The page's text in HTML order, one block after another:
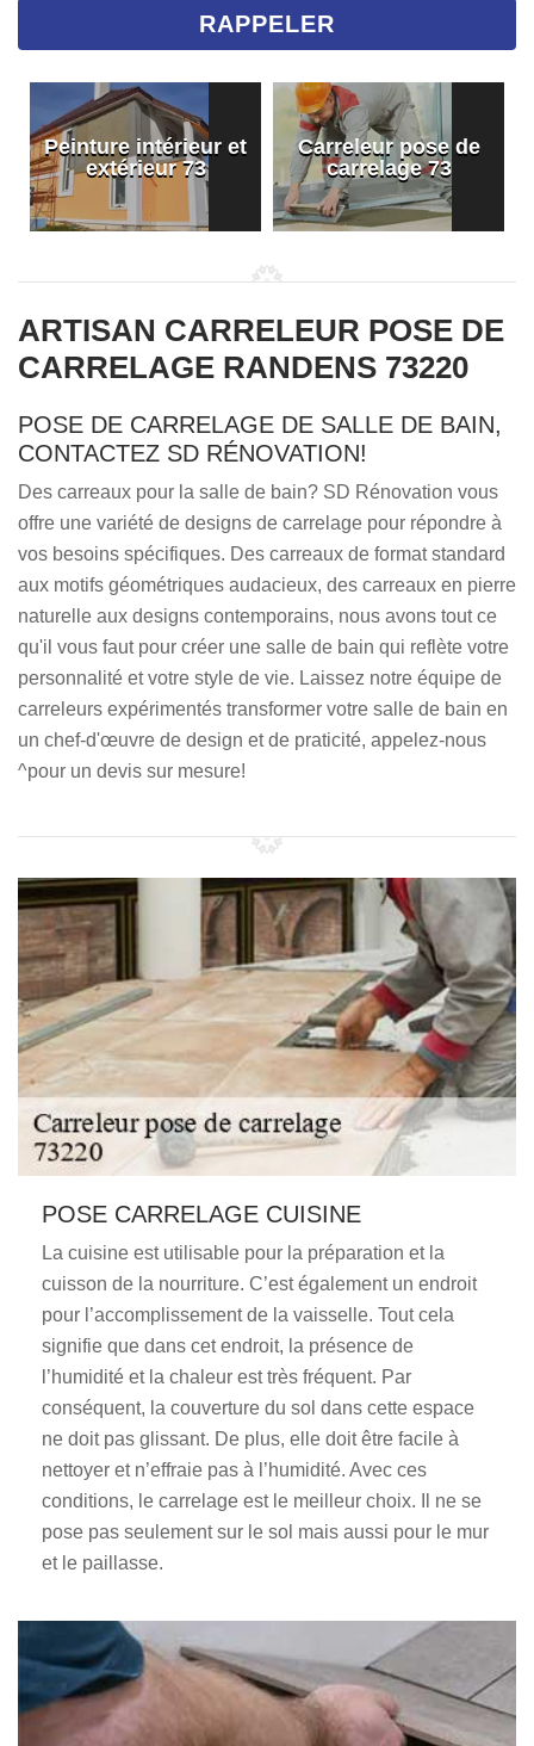
Peinture intérieur et
extérieur 73
Carreleur pose de
carrelage 73
ARTISAN CARRELEUR POSE DE
CARRELAGE RANDENS 73220
POSE DE CARRELAGE DE SALLE DE BAIN,
CONTACTEZ SD RÉNOVATION!
Des carreaux pour la salle de bain? SD Rénovation vous
offre une variété de designs de carrelage pour répondre à
vos besoins spécifiques. Des carreaux de format standard
aux motifs géométriques audacieux, des carreaux en pierre
naturelle aux designs contemporains, nous avons tout ce
qu'il vous faut pour créer une salle de bain qui reflète votre
personnalité et votre style de vie. Laissez notre équipe de
carreleurs expérimentés transformer votre salle de bain en
un chef-d'œuvre de design et de praticité, appelez-nous
^pour un devis sur mesure!
POSE CARRELAGE CUISINE
La cuisine est utilisable pour la préparation et la
cuisson de la nourriture. C’est également un endroit
pour l’accomplissement de la vaisselle. Tout cela
signifie que dans cet endroit, la présence de
l’humidité et la chaleur est très fréquent. Par
conséquent, la couverture du sol dans cette espace
ne doit pas glissant. De plus, elle doit être facile à
nettoyer et n’effraie pas à l’humidité. Avec ces
conditions, le carrelage est le meilleur choix. Il ne se
pose pas seulement sur le sol mais aussi pour le mur
et le paillasse.